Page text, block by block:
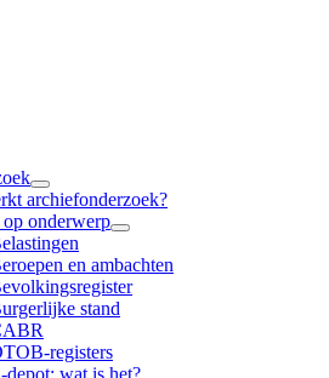
archiefonderzoek?
onderwerp
en ambachten
stand
registers
depot: wat is het?